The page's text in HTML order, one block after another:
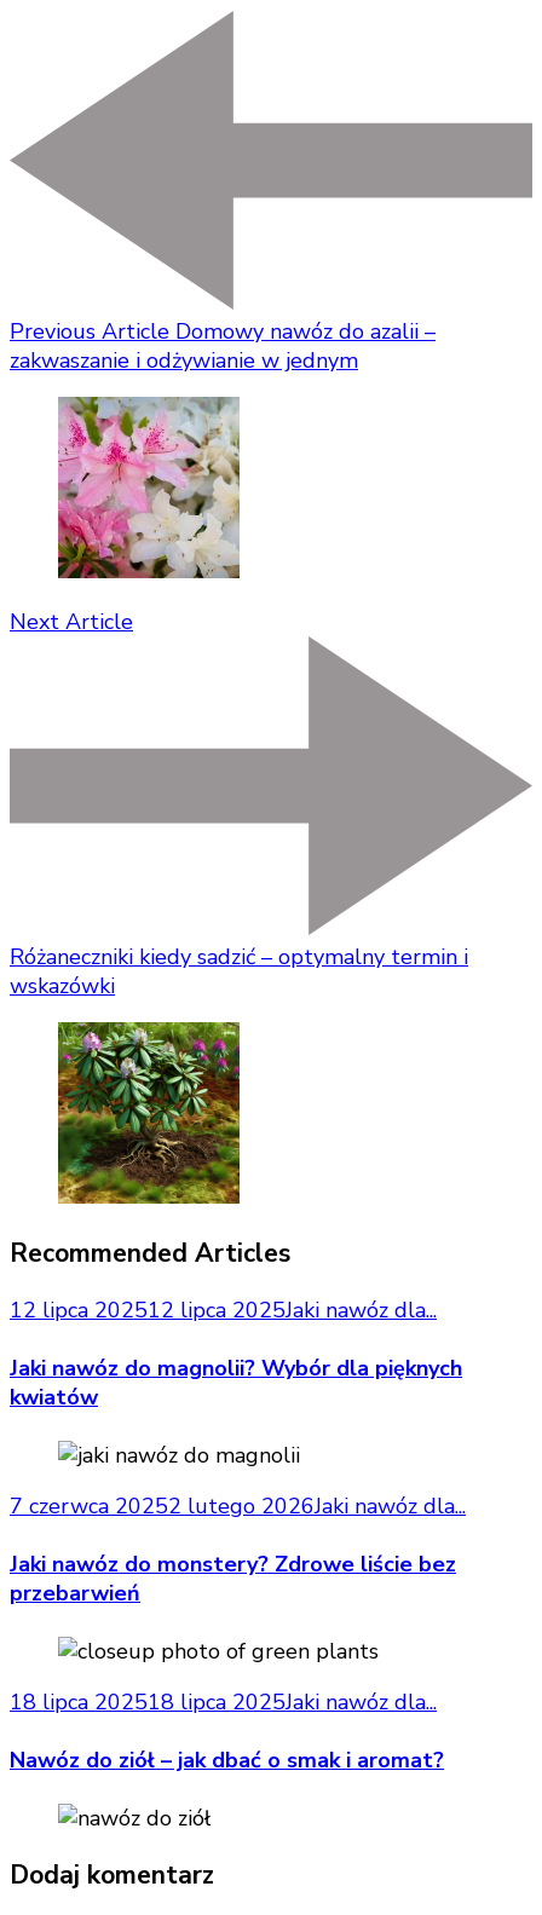
Previous Article Domowy nawóz do azalii –
zakwaszanie i odżywianie w jednym
Next Article
Różaneczniki kiedy sadzić – optymalny termin i
wskazówki
Recommended Articles
12 lipca 202512 lipca 2025Jaki nawóz dla...
Jaki nawóz do magnolii? Wybór dla pięknych
kwiatów
7 czerwca 20252 lutego 2026Jaki nawóz dla...
Jaki nawóz do monstery? Zdrowe liście bez
przebarwień
18 lipca 202518 lipca 2025Jaki nawóz dla...
Nawóz do ziół – jak dbać o smak i aromat?
Dodaj komentarz